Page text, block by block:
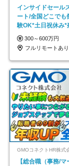
インサイドセール
ート/全国どこでも
験OK*土日祝休み*
在宅勤務手当あり
300～600万円
フルリモートあり
【総合職（事務/マ